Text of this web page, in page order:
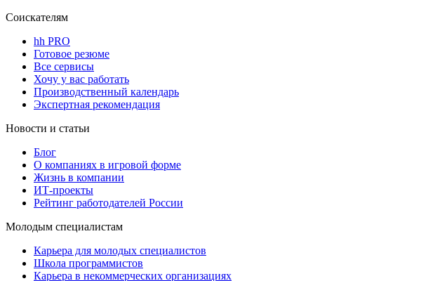
Соискателям
hh PRO
Готовое резюме
Все сервисы
Хочу у вас работать
Производственный календарь
Экспертная рекомендация
Новости и статьи
Блог
О компаниях в игровой форме
Жизнь в компании
ИТ-проекты
Рейтинг работодателей России
Молодым специалистам
Карьера для молодых специалистов
Школа программистов
Карьера в некоммерческих организациях